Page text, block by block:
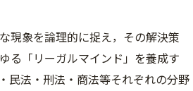
現象を論理的に捉え，その解決策
る「リーガルマインド」を養成す
民法・刑法・商法等それぞれの分野